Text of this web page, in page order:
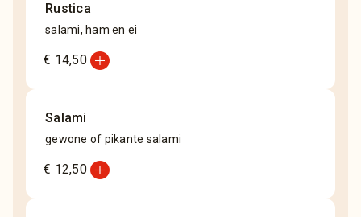
Rustica
salami, ham en ei
€ 14,50add_circle
Salami
gewone of pikante salami
€ 12,50add_circle